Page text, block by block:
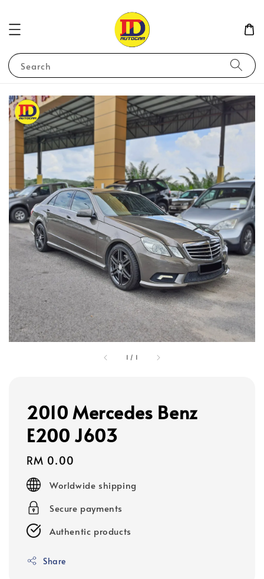
Search
1 / 1
2010 Mercedes Benz
E200 J603
Regular
price
RM 0.00
Worldwide shipping
Secure payments
Authentic products
Share